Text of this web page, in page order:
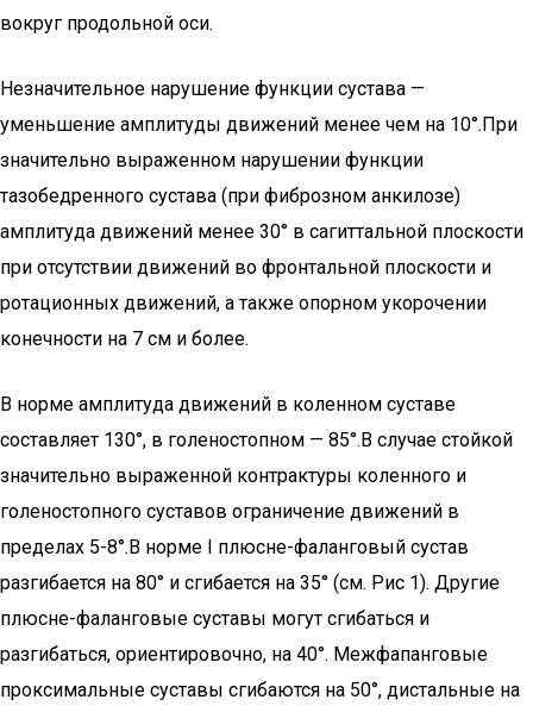
вокруг продольной оси.
Незначительное нарушение функции сустава —
уменьшение амплитуды движений менее чем на 10°.При
значительно выраженном нарушении функции
тазобедренного сустава (при фиброзном анкилозе)
амплитуда движений менее 30° в сагиттальной плоскости
при отсутствии движений во фронтальной плоскости и
ротационных движений, а также опорном укорочении
конечности на 7 см и более.
В норме амплитуда движений в коленном суставе
составляет 130°, в голеностопном — 85°.В случае стойкой
значительно выраженной контрактуры коленного и
голеностопного суставов ограничение движений в
пределах 5-8°.В норме I плюсне-фаланговый сустав
разгибается на 80° и сгибается на 35° (см. Рис 1). Другие
плюсне-фаланговые суставы могут сгибаться и
разгибаться, ориентировочно, на 40°. Межфапанговые
проксимальные суставы сгибаются на 50°, дистальные на